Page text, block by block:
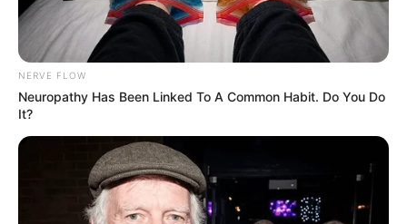
NERVE FLOW
Neuropathy Has Been Linked To A Common Habit. Do You Do
It?